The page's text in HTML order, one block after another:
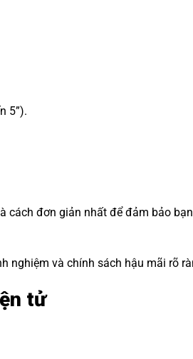
5”).
cách đơn giản nhất để đảm bảo
nghiệm và chính sách hậu mãi rõ
tử